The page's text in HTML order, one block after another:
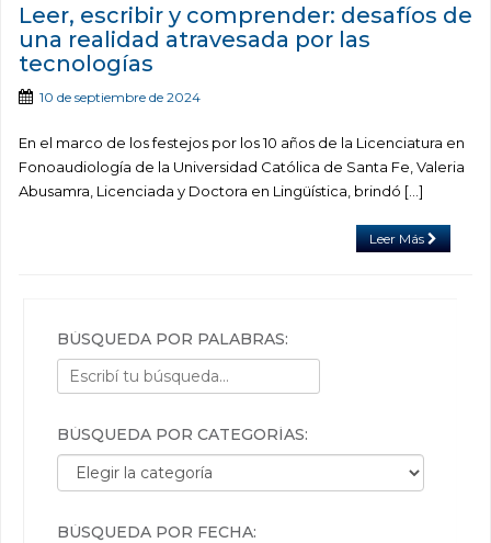
Leer, escribir y comprender: desafíos de
una realidad atravesada por las
tecnologías
10 de septiembre de 2024
En el marco de los festejos por los 10 años de la Licenciatura en
Fonoaudiología de la Universidad Católica de Santa Fe, Valeria
Abusamra, Licenciada y Doctora en Lingüística, brindó […]
Leer Más
BÚSQUEDA POR PALABRAS:
BÚSQUEDA POR CATEGORÍAS:
Búsqueda por categorías:
BÚSQUEDA POR FECHA: